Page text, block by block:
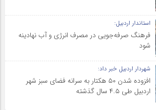
استاندار اردبیل:
فرهنگ صرفه‌جویی در مصرف انرژی و آب نهادینه
شود
شهردار اردبیل خبر داد:
افزوده شدن ۵۰ هکتار به سرانه فضای سبز شهر
اردبیل طی ۴.۵ سال گذشته